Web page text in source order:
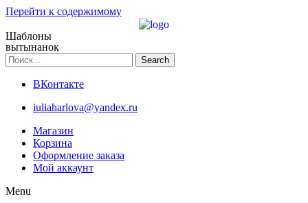
Перейти к содержимому
Шаблоны
вытынанок
Search
ВКонтакте
iuliaharlova@yandex.ru
Магазин
Корзина
Оформление заказа
Мой аккаунт
Menu